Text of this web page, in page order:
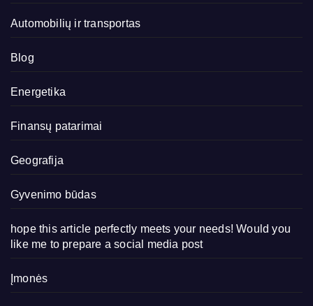
Automobilių ir transportas
Blog
Energetika
Finansų patarimai
Geografija
Gyvenimo būdas
hope this article perfectly meets your needs! Would you
like me to prepare a social media post
Įmonės